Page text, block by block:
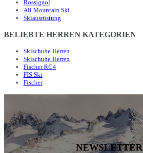
Rossignol
All Mountain Ski
Skiausrüstung
BELIEBTE HERREN KATEGORIEN
Skischuhe Herren
Skischuhe Herren
Fischer RC4
FIS Ski
Fischer
NEWSLETTER